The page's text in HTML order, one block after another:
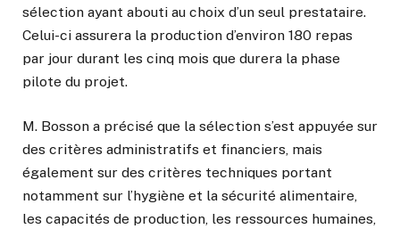
sélection ayant abouti au choix d’un seul prestataire.
Celui-ci assurera la production d’environ 180 repas
par jour durant les cinq mois que durera la phase
pilote du projet.
M. Bosson a précisé que la sélection s’est appuyée sur
des critères administratifs et financiers, mais
également sur des critères techniques portant
notamment sur l’hygiène et la sécurité alimentaire,
les capacités de production, les ressources humaines,